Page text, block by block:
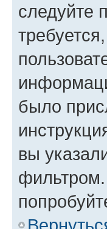
следуйте
было
вы